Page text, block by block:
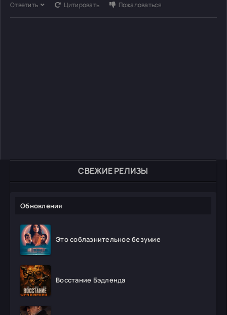
СВЕЖИЕ РЕЛИЗЫ
Обновления
Это соблазнительное безумие
Восстание Бэдленда
Ответить Цитировать Пожаловаться